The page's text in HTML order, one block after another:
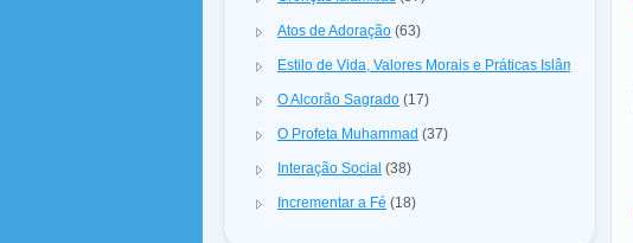
Atos de Adoração (63)
Estilo de Vida, Valores Morais e Práticas Islâmicas
O Alcorão Sagrado (17)
O Profeta Muhammad (37)
Interação Social (38)
Incrementar a Fé (18)